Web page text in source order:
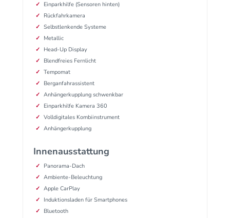
Einparkhilfe (Sensoren hinten)
Rückfahrkamera
Selbstlenkende Systeme
Metallic
Head-Up Display
Blendfreies Fernlicht
Tempomat
Berganfahrassistent
Anhängerkupplung schwenkbar
Einparkhilfe Kamera 360
Volldigitales Kombiinstrument
Anhängerkupplung
Innenausstattung
Panorama-Dach
Ambiente-Beleuchtung
Apple CarPlay
Induktionsladen für Smartphones
Bluetooth